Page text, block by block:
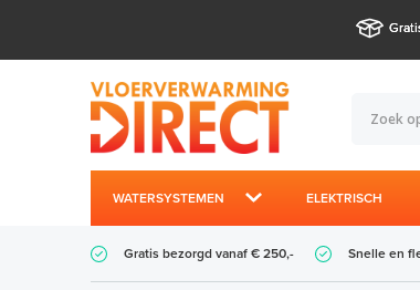
WATERSYSTEMEN ELEKTRISCH
Gratis bezorgd vanaf € 250,- Snelle en